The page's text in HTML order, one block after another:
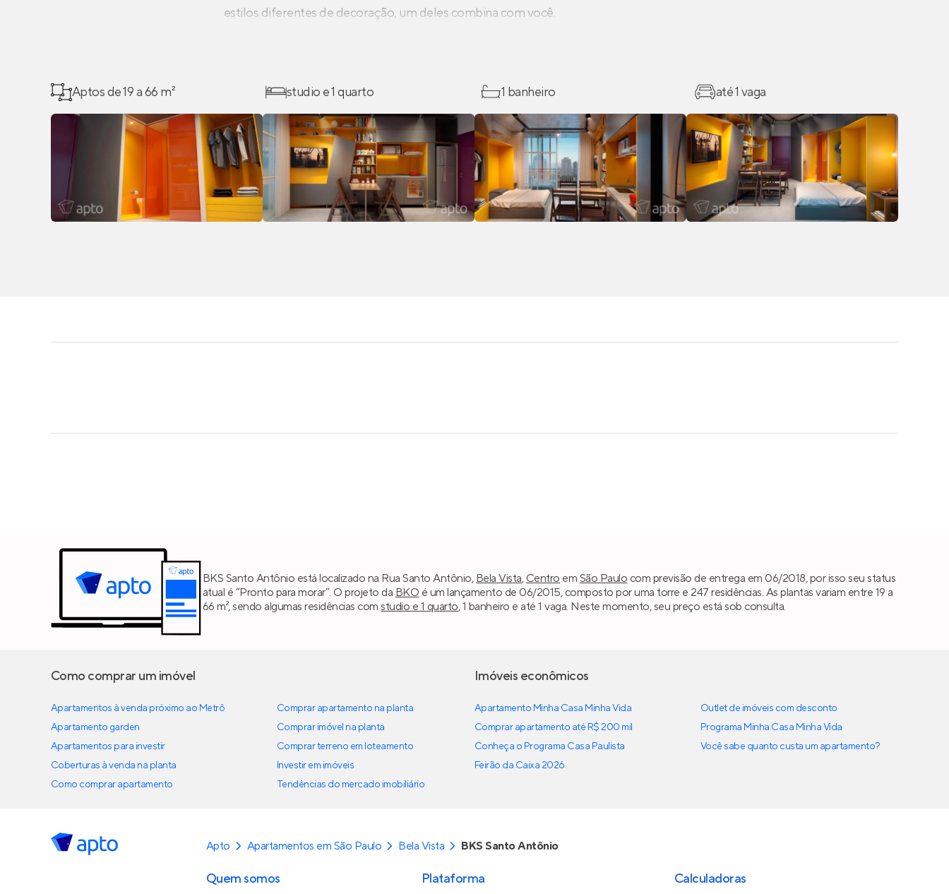
estilos diferentes de decoração, um deles combina com você.
Aptos de 19 a 66 m² studio e 1 quarto 1 banheiro até 1 vaga
BKS Santo Antônio está localizado na Rua Santo Antônio, Bela Vista, Centro em São Paulo com previsão de entrega em 06/2018, por isso seu status
atual é “Pronto para morar”. O projeto da BKO é um lançamento de 06/2015, composto por uma torre e 247 residências. As plantas variam entre 19 a
66 m², sendo algumas residências comstudio e 1 quarto, 1 banheiro e até 1 vaga. Neste momento, seu preço está sob consulta.
Como comprar um imóvel
Apartamentos à venda próximo ao Metrô
Apartamento garden
Apartamentos para investir
Coberturas à venda na planta
Como comprar apartamento
Comprar apartamento na planta
Comprar imóvel na planta
Comprar terreno em loteamento
Investir em imóveis
Tendências do mercado imobiliário
Imóveis econômicos
Apartamento Minha Casa Minha Vida
Comprar apartamento até R$ 200 mil
Conheça o Programa Casa Paulista
Feirão da Caixa 2026
Outlet de imóveis com desconto
Programa Minha Casa Minha Vida
Você sabe quanto custa um apartamento?
Apto Apartamentos em São Paulo Bela Vista BKS Santo Antônio
Quem somos Plataforma Calculadoras